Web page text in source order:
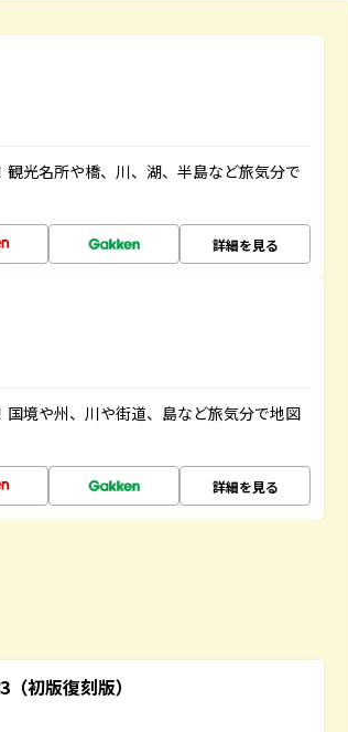
光名所や橋、川、湖、半島など旅気分で
詳細を見る
境や州、川や街道、島など旅気分で地図
詳細を見る
初版復刻版）